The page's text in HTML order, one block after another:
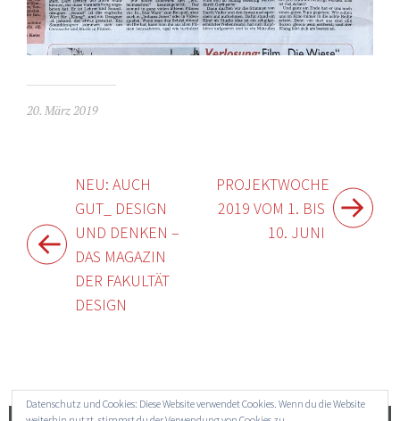
20. März 2019
Beitragsnavigation
NEU: AUCH
GUT_ DESIGN
UND DENKEN –
DAS MAGAZIN
DER FAKULTÄT
DESIGN
PROJEKTWOCHE
2019 VOM 1. BIS
10. JUNI
Datenschutz und Cookies: Diese Website verwendet Cookies. Wenn du die Website